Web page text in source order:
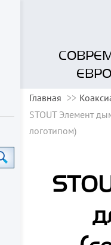
Главная
STOUT Элемент
логотипом)